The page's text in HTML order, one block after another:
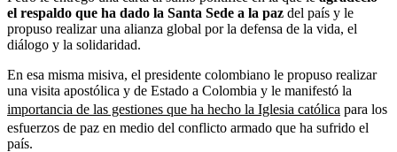
el respaldo que ha dado la Santa Sede a la paz del país y le
propuso realizar una alianza global por la defensa de la vida, el
diálogo y la solidaridad.
En esa misma misiva, el presidente colombiano le propuso realizar
una visita apostólica y de Estado a Colombia y le manifestó la
importancia de las gestiones que ha hecho la Iglesia católica para los
esfuerzos de paz en medio del conflicto armado que ha sufrido el
país.